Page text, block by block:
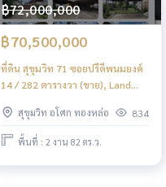
฿72,000,000
฿70,500,000
ที่ดิน สุขุมวิท 71 ซอยปรีดีพนมยงค์
14 / 282 ตารางวา (ขาย), Land
Banomyong 14 / 1,128 Square
Metre (FOR SALE) HL1390
สุขุมวิท อโศก ทองหล่อ 834
พื้นที่ : 2 งาน 82 ตร.ว.